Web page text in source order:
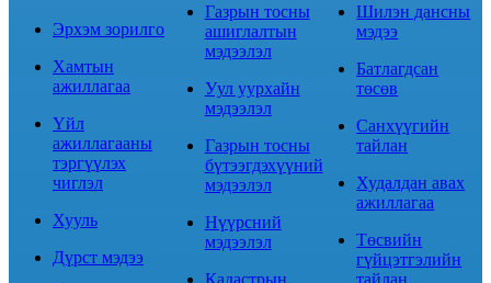
Эрхэм зорилго
Хамтын
ажиллагаа
Үйл
ажиллагааны
тэргүүлэх
чиглэл
Хууль
Дүрст мэдээ
Газрын тосны
ашиглалтын
мэдээлэл
Уул уурхайн
мэдээлэл
Газрын тосны
бүтээгдэхүүний
мэдээлэл
Нүүрсний
мэдээлэл
Кадастрын
Шилэн дансны
мэдээ
Батлагдсан
төсөв
Санхүүгийн
тайлан
Худалдан авах
ажиллагаа
Төсвийн
гүйцэтгэлийн
тайлан